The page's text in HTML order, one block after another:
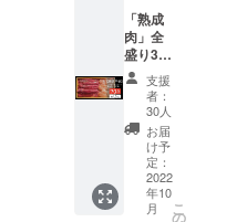
限：製
造日よ
り180日
・主原
料の原
産地：
国産
造日よ
り180日
・主原
料の原
産地：
国産
し上が
りくだ
さい ・
名称：
熟成肉3
点盛り
合わ
せ.CF
・原材
料名：
牛肉、
500g ・
鶏胸肉
／約
500g ※
本製品
は冷凍
発送と
なりま
す。 ※
賞味期
限：製
造日か
ら冷凍
定早割
価格
25％OF
Fでの価
格30
セット
のみご
用意い
たしま
した。
21,244
円引き
「熟成
肉」全
盛り3点
セッ
ト・超
スペ
シャル
盛り約
4.5kg（
10〜12
人分）
［一般
支援
者：
30人
お届
け予
定：
2022
年10
月
こ
の